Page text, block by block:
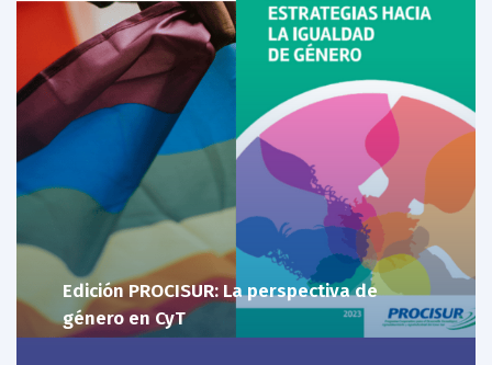
Edición PROCISUR: La perspectiva de
género en CyT